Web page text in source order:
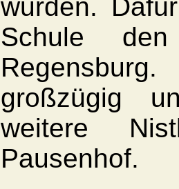
wurden.
Schule
großzügig
weitere
Pausenhof.